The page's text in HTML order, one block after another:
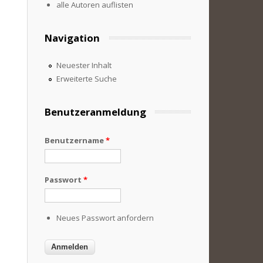
alle Autoren auflisten
Navigation
Neuester Inhalt
Erweiterte Suche
Benutzeranmeldung
Benutzername*
Passwort *
Neues Passwort anfordern